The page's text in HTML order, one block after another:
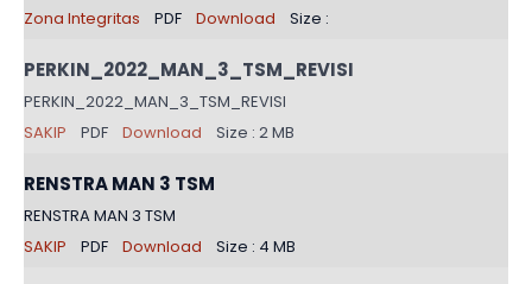
Zona Integritas PDF Download Size :
PERKIN_2022_MAN_3_TSM_REVISI
PERKIN_2022_MAN_3_TSM_REVISI
SAKIP
PDF Download Size : 2 MB
RENSTRA MAN 3 TSM
RENSTRA MAN 3 TSM
SAKIP
PDF Download Size : 4 MB